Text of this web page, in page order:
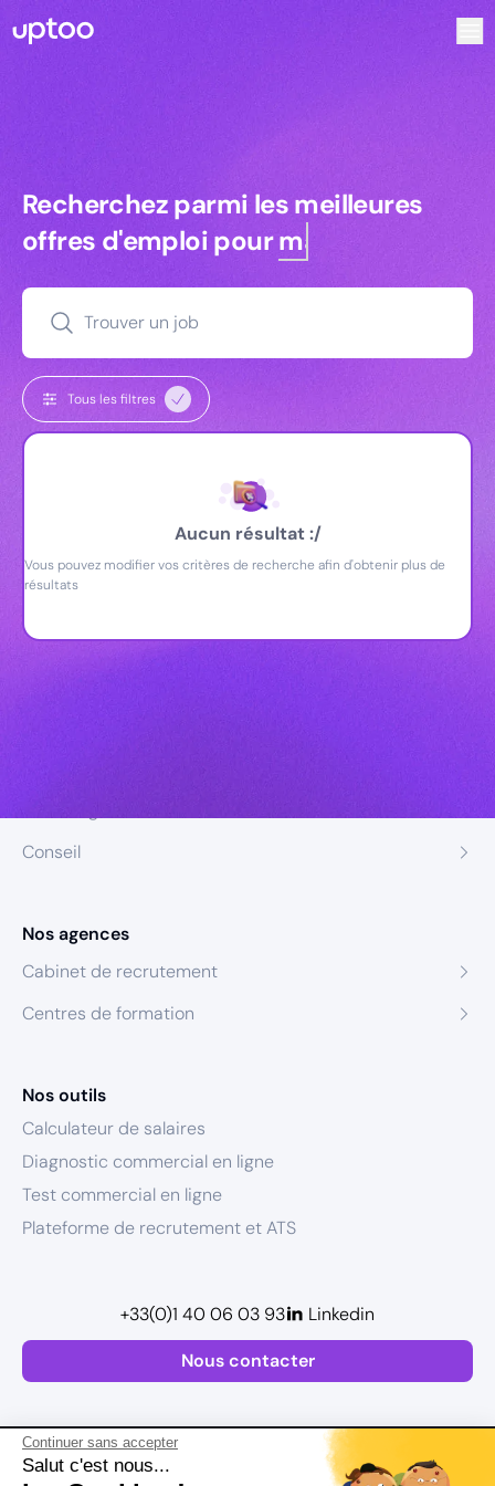
Continuer sans accepter
Salut c'est nous...
Recherchez parmi les meilleures
Recherchez parmi les meilleures
offres d'emploi pourmanagers
Trouver un job
Tous les filtres
Aucun résultat :/
Vous pouvez modifier vos critères de recherche afin d'obtenir plus de
résultats
Conseil
Nos agences
Cabinet de recrutement
Centres de formation
Nos outils
Calculateur de salaires
Diagnostic commercial en ligne
Test commercial en ligne
Plateforme de recrutement et ATS
Nous contacter
+33(0)1 40 06 03 93 Linkedin